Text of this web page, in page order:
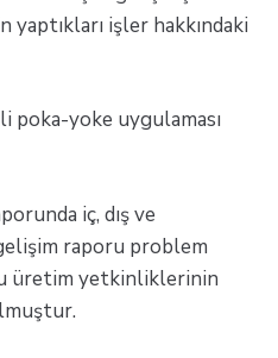
yaptıkları işler hakkındaki
poka-yoke uygulaması
iç, dış ve
raporu problem
üretim yetkinliklerinin